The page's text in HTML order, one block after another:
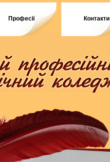
Професії Контакти